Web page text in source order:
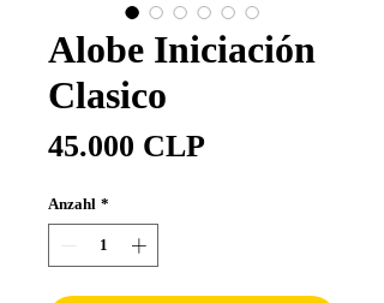
Alobe Iniciación
Clasico
45.000 CLPPreis
Anzahl *